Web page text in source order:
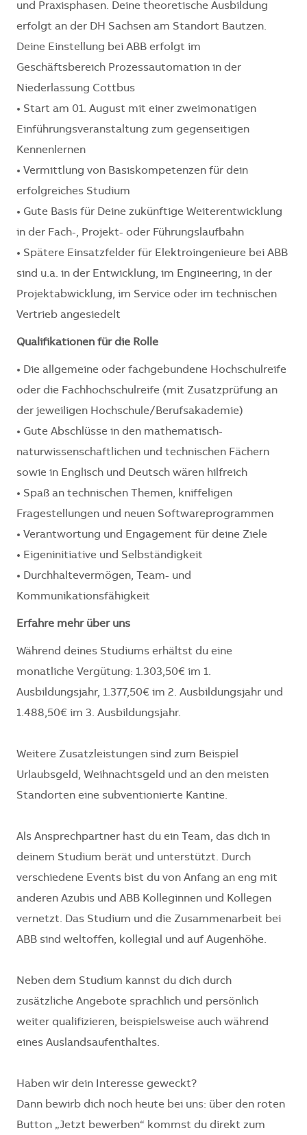
und Praxisphasen. Deine theoretische Ausbildung
erfolgt an der DH Sachsen am Standort Bautzen.
Deine Einstellung bei ABB erfolgt im
Geschäftsbereich Prozessautomation in der
Niederlassung Cottbus
• Start am 01. August mit einer zweimonatigen
Einführungsveranstaltung zum gegenseitigen
Kennenlernen
• Vermittlung von Basiskompetenzen für dein
erfolgreiches Studium
• Gute Basis für Deine zukünftige Weiterentwicklung
in der Fach-, Projekt- oder Führungslaufbahn
• Spätere Einsatzfelder für Elektroingenieure bei ABB
sind u.a. in der Entwicklung, im Engineering, in der
Projektabwicklung, im Service oder im technischen
Vertrieb angesiedelt
Qualifikationen für die Rolle
• Die allgemeine oder fachgebundene Hochschulreife
oder die Fachhochschulreife (mit Zusatzprüfung an
der jeweiligen Hochschule/Berufsakademie)
• Gute Abschlüsse in den mathematisch-
naturwissenschaftlichen und technischen Fächern
sowie in Englisch und Deutsch wären hilfreich
• Spaß an technischen Themen, kniffeligen
Fragestellungen und neuen Softwareprogrammen
• Verantwortung und Engagement für deine Ziele
• Eigeninitiative und Selbständigkeit
• Durchhaltevermögen, Team- und
Kommunikationsfähigkeit
Erfahre mehr über uns
Während deines Studiums erhältst du eine
monatliche Vergütung: 1.303,50€ im 1.
Ausbildungsjahr, 1.377,50€ im 2. Ausbildungsjahr und
1.488,50€ im 3. Ausbildungsjahr.
Weitere Zusatzleistungen sind zum Beispiel
Urlaubsgeld, Weihnachtsgeld und an den meisten
Standorten eine subventionierte Kantine.
Als Ansprechpartner hast du ein Team, das dich in
deinem Studium berät und unterstützt. Durch
verschiedene Events bist du von Anfang an eng mit
anderen Azubis und ABB Kolleginnen und Kollegen
vernetzt. Das Studium und die Zusammenarbeit bei
ABB sind weltoffen, kollegial und auf Augenhöhe.
Neben dem Studium kannst du dich durch
zusätzliche Angebote sprachlich und persönlich
weiter qualifizieren, beispielsweise auch während
eines Auslandsaufenthaltes.
Haben wir dein Interesse geweckt?
Dann bewirb dich noch heute bei uns: über den roten
Button „Jetzt bewerben“ kommst du direkt zum